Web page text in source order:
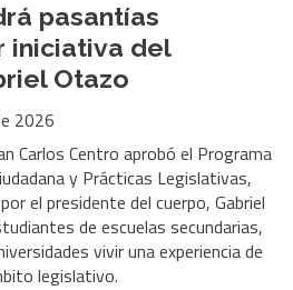
pasantías
iniciativa del
Otazo
2026
Carlos Centro aprobó el Programa
y Prácticas Legislativas,
el presidente del cuerpo, Gabriel
de escuelas secundarias,
vivir una experiencia de
legislativo.